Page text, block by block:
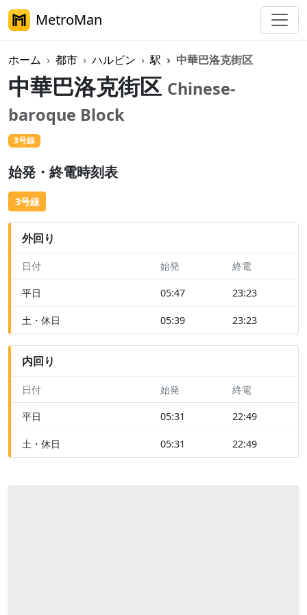
MetroMan
ホーム 都市 ハルビン 駅 中華巴洛克街区
中華巴洛克街区 Chinese-
baroque Block
3号線
始発・終電時刻表
3号線
外回り
日付 始発 終電
平日 05:47 23:23
土・休日 05:39 23:23
内回り
日付 始発 終電
平日 05:31 22:49
土・休日 05:31 22:49